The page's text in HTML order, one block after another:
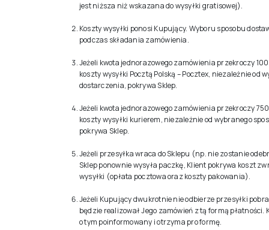
jest niższa niż wskazana do wysyłki gratisowej).
Koszty wysyłki ponosi Kupujący. Wyboru sposobu
podczas składania zamówienia.
Jeżeli kwota jednorazowego zamówienia przekroczy
koszty wysyłki Pocztą Polską – Pocztex, niezależnie od
dostarczenia, pokrywa Sklep.
Jeżeli kwota jednorazowego zamówienia przekroczy
koszty wysyłki kurierem, niezależnie od wybranego
pokrywa Sklep.
Jeżeli przesyłka wraca do Sklepu (np. nie zostanie
Sklep ponownie wysyła paczkę, Klient pokrywa koszt
wysyłki (opłata pocztowa oraz koszty pakowania).
Jeżeli Kupujący dwukrotnie nie odbierze przesyłki
będzie realizował Jego zamówień z tą formą
o tym poinformowany i otrzyma pro formę.